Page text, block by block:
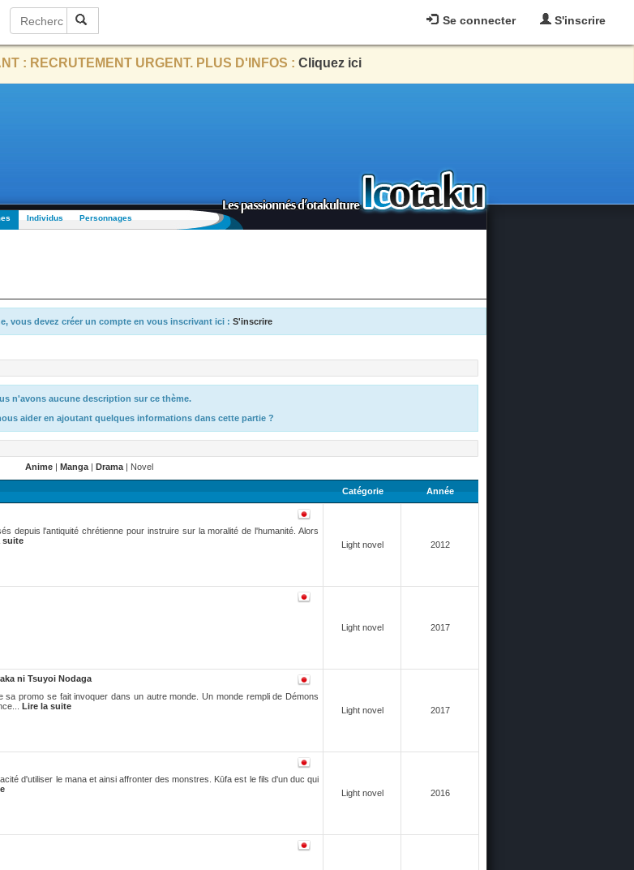
Se connecter S'inscrire
: RECRUTEMENT URGENT. PLUS D'INFOS : Cliquez ici
Individus Personnages
vous devez créer un compte en vous inscrivant ici : S'inscrire
n'avons aucune description sur ce thème.
aider en ajoutant quelques informations dans cette partie ?
Anime | Manga | Drama | Novel
Catégorie Année
depuis l'antiquité chrétienne pour instruire sur la moralité de l'humanité. Alors
suite Light novel 2012
Light novel 2017
ni Tsuyoi Nodaga
promo se fait invoquer dans un autre monde. Un monde rempli de Démons
Lire la suite Light novel 2017
d'utiliser le mana et ainsi affronter des monstres. Kūfa est le fils d'un duc qui
Light novel 2016